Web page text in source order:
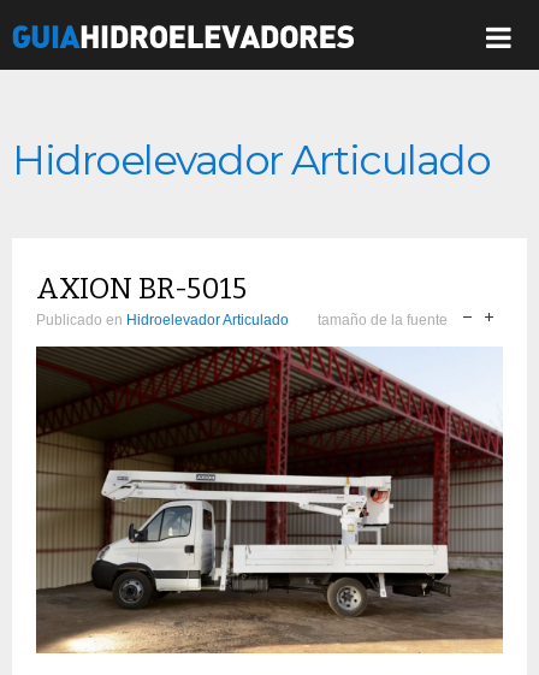
Hidroelevador Articulado
AXION BR-5015
Publicado en Hidroelevador Articulado tamaño de la fuente